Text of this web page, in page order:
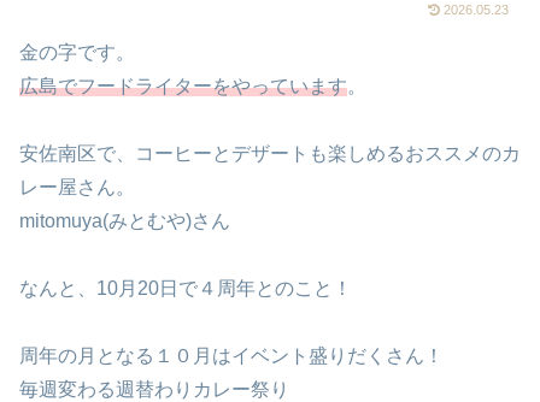
2026.05.23
金の字です。
広島でフードライターをやっています。
安佐南区で、コーヒーとデザートも楽しめるおススメのカ
レー屋さん。
mitomuya(みとむや)さん
なんと、10月20日で４周年とのこと！
周年の月となる１０月はイベント盛りだくさん！
毎週変わる週替わりカレー祭り